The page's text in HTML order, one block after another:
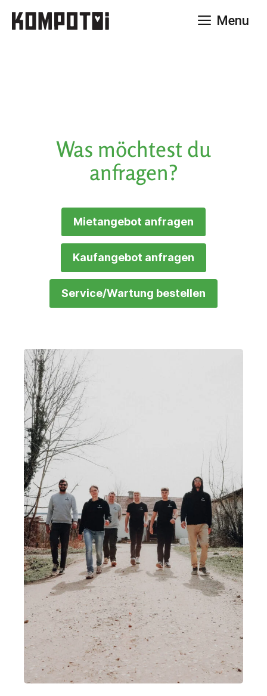
Inhalt
Menu
Was möchtest du
anfragen?
Mietangebot anfragen
Kaufangebot anfragen
Service/Wartung bestellen